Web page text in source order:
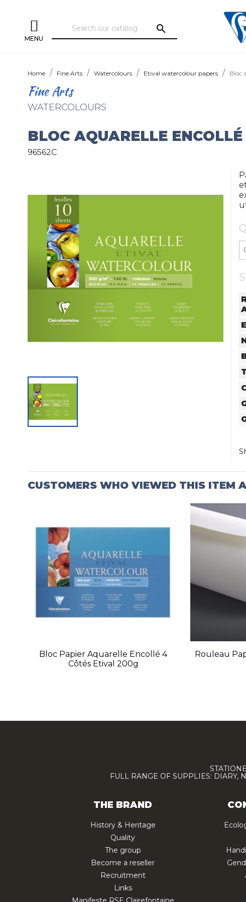
MENU
search
Home Fine Arts Watercolours Etival watercolour papers Bloc
Fine Arts
WATERCOLOURS
BLOC AQUARELLE
96562C
CUSTOMERS WHO VIEWED THIS ITEM
Bloc Papier Aquarelle Encollé 4
Côtés Etival 200g
Rouleau
FULL RANGE OF SUPPLIES: DIARY,
THE BRAND
History & Heritage
Quality
The group
Become a reseller
Recruitment
Links